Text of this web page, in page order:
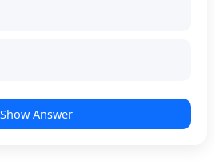
Show Answer